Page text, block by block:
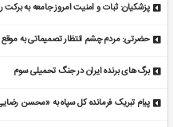
پزشکیان: ثبات و امنیت امروز جامعه به
حضرتی: مردم چشم‌ انتظار تصمیماتی به‌ موقع
برگ‌های برنده ایران در جنگ تحمیلی سوم
پیام تبریک فرمانده کل سپاه به «محسن